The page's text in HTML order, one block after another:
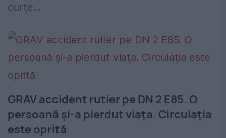
curte...
GRAV accident rutier pe DN 2 E85. O
persoană şi-a pierdut viaţa. Circulaţia
este oprită